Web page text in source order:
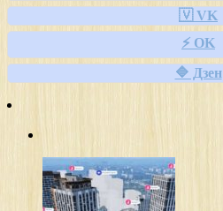
🇻 VK
⚡ OK
🔷 Дзен